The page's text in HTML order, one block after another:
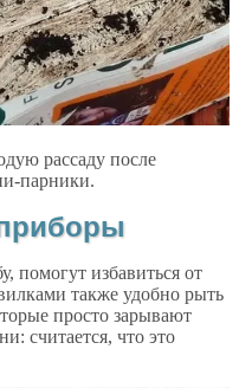
рассаду после
парники.
помогут избавиться от
также удобно рыть
просто зарывают
считается, что это